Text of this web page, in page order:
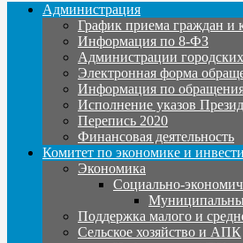
Администрация
График приема граждан и
Информация по 8-ФЗ
Администрации
Электронная форма
Информация по
Исполнение указов
Перепись 2020
Финансовая деятельность
Комитет по экономике и
Экономика
Социально-
Поддержка малого и
Сельское хозяйство и АПК